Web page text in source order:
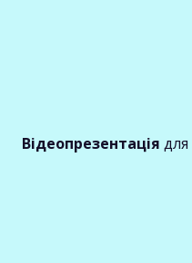
Відеопрезентація для